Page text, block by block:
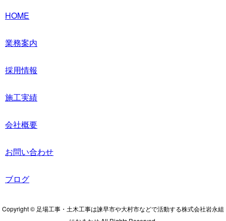
HOME
業務案内
採用情報
施工実績
会社概要
お問い合わせ
ブログ
Copyright © 足場工事・土木工事は諫早市や大村市などで活動する株式会社岩永組